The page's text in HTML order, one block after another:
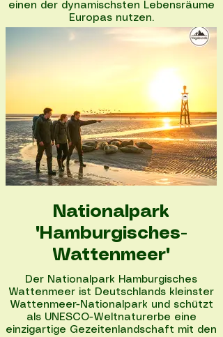
einen der dynamischsten Lebensräume
Europas nutzen.
Nationalpark
"Hamburgisches-
Wattenmeer"
Der Nationalpark Hamburgisches
Wattenmeer ist Deutschlands kleinster
Wattenmeer-Nationalpark und schützt
als UNESCO-Weltnaturerbe eine
einzigartige Gezeitenlandschaft mit den